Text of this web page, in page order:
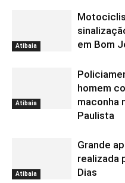
Atibaia
em Bom
Atibaia
homem
maconha
Paulista
Atibaia
Grande
realizada
Dias